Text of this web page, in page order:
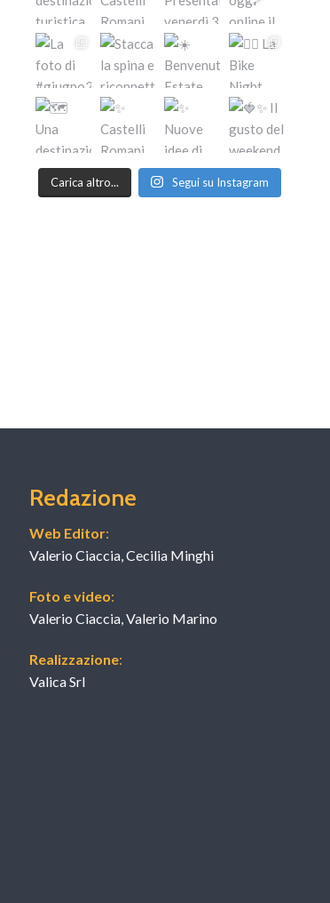
Carica altro... Segui su Instagram
Redazione
Web Editor:
Valerio Ciaccia, Cecilia Minghi
Foto e video:
Valerio Ciaccia, Valerio Marino
Realizzazione:
Valica Srl